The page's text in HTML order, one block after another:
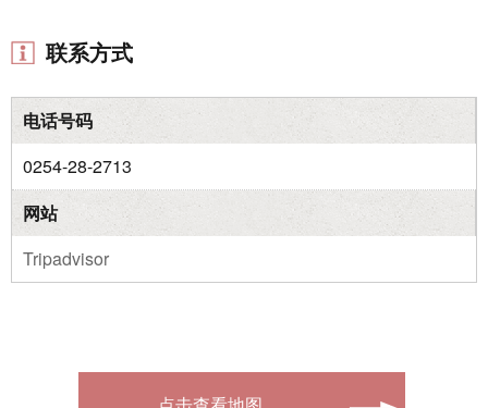
联系方式
电话号码
0254-28-2713
网站
Tripadvisor